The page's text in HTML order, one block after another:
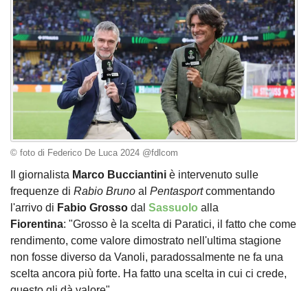
© foto di Federico De Luca 2024 @fdlcom
Il giornalista Marco Bucciantini è intervenuto sulle
frequenze di Rabio Bruno al Pentasportcommentando
l'arrivo di Fabio Grosso dal Sassuolo alla
Fiorentina: "Grosso è la scelta di Paratici, il fatto che come
rendimento, come valore dimostrato nell'ultima stagione
non fosse diverso da Vanoli, paradossalmente ne fa una
scelta ancora più forte. Ha fatto una scelta in cui ci crede,